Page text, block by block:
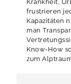
Krankheit,
frustrieren
Kapazitäten
man
Know-How
zum